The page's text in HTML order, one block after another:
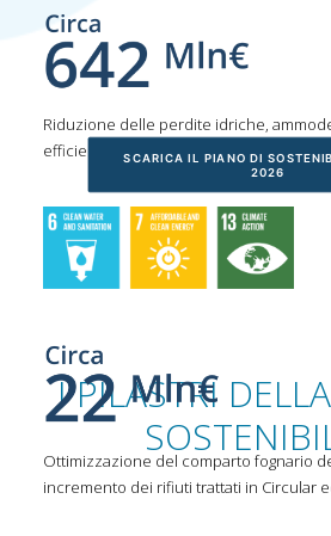
Riduzione delle perdite idriche,
efficientamenti energetici e
Ottimizzazione del comparto fognario
incremento dei rifiuti trattati in Circular
SCARICA IL PIANO DI
2026
I PILASTRI